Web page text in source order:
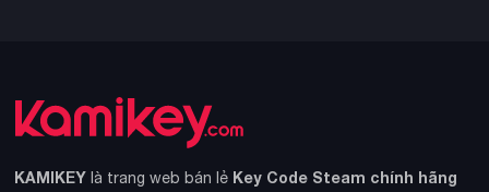
KAMIKEY là trang web bán lẻ Key Code Steam chính hãng